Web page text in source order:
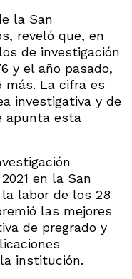
la San
reveló que, en
de investigación
y el año pasado,
más. La cifra es
investigativa y de
apunta esta
en la San
la labor de los 28
las mejores
de pregrado y
institución.